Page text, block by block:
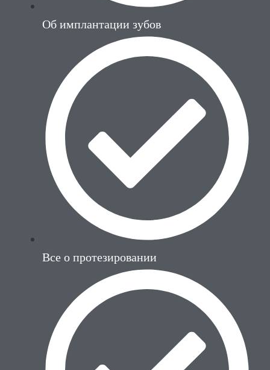
Об имплантации зубов
Все о протезировании